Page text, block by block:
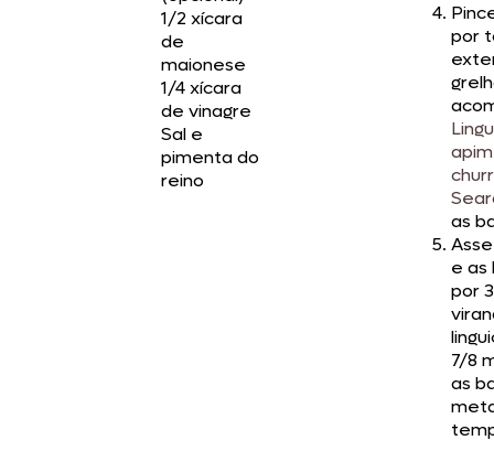
1/2 xícara
de
maionese
1/4 xícara
de vinagre
Sal e
pimenta do
reino
por
as
e
por
7/8
as